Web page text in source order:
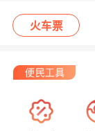
火车票